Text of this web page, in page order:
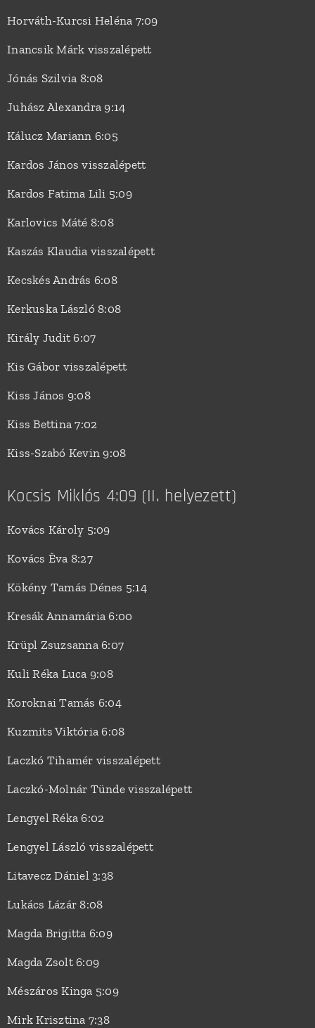
Horváth-Kurcsi Heléna 7:09
Inancsik Márk visszalépett
Jónás Szilvia 8:08
Juhász Alexandra 9:14
Kálucz Mariann 6:05
Kardos János visszalépett
Kardos Fatima Lili 5:09
Karlovics Máté 8:08
Kaszás Klaudia visszalépett
Kecskés András 6:08
Kerkuska László 8:08
Király Judit 6:07
Kis Gábor visszalépett
Kiss János 9:08
Kiss Bettina 7:02
Kiss-Szabó Kevin 9:08
Kocsis Miklós 4:09 (II. helyezett)
Kovács Károly 5:09
Kovács Èva 8:27
Kökény Tamás Dénes 5:14
Kresák Annamária 6:00
Krüpl Zsuzsanna 6:07
Kuli Réka Luca 9:08
Koroknai Tamás 6:04
Kuzmits Viktória 6:08
Laczkó Tihamér visszalépett
Laczkó-Molnár Tünde visszalépett
Lengyel Réka 6:02
Lengyel László visszalépett
Litavecz Dániel 3:38
Lukács Lázár 8:08
Magda Brigitta 6:09
Magda Zsolt 6:09
Mészáros Kinga 5:09
Mirk Krisztina 7:38